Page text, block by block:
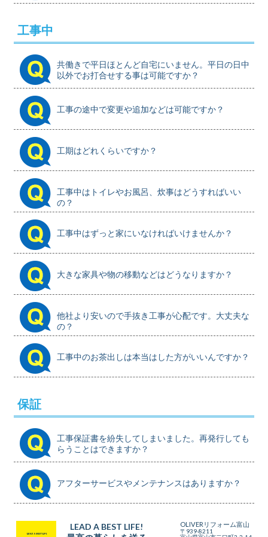
工事中
共働きで平日ほとんど自宅にいません。平日の日中
以外でお打合せする事は可能ですか？
工事の途中で変更や追加などは可能ですか？
工期はどれくらいですか？
工事中はトイレやお風呂、炊事はどうすればいい
の？
工事中はずっと家にいなければいけませんか？
大きな家具や物の移動などはどうなりますか？
他社より安いので手抜き工事が心配です。大丈夫な
の？
工事中のお茶出しは本当はした方がいいんですか？
保証
工事保証書を紛失してしまいました。再発行しても
らうことはできますか？
アフターサービスやメンテナンスはありますか？
LEAD A BEST LIFE! OLIVERリフォーム富山
〒939-8211